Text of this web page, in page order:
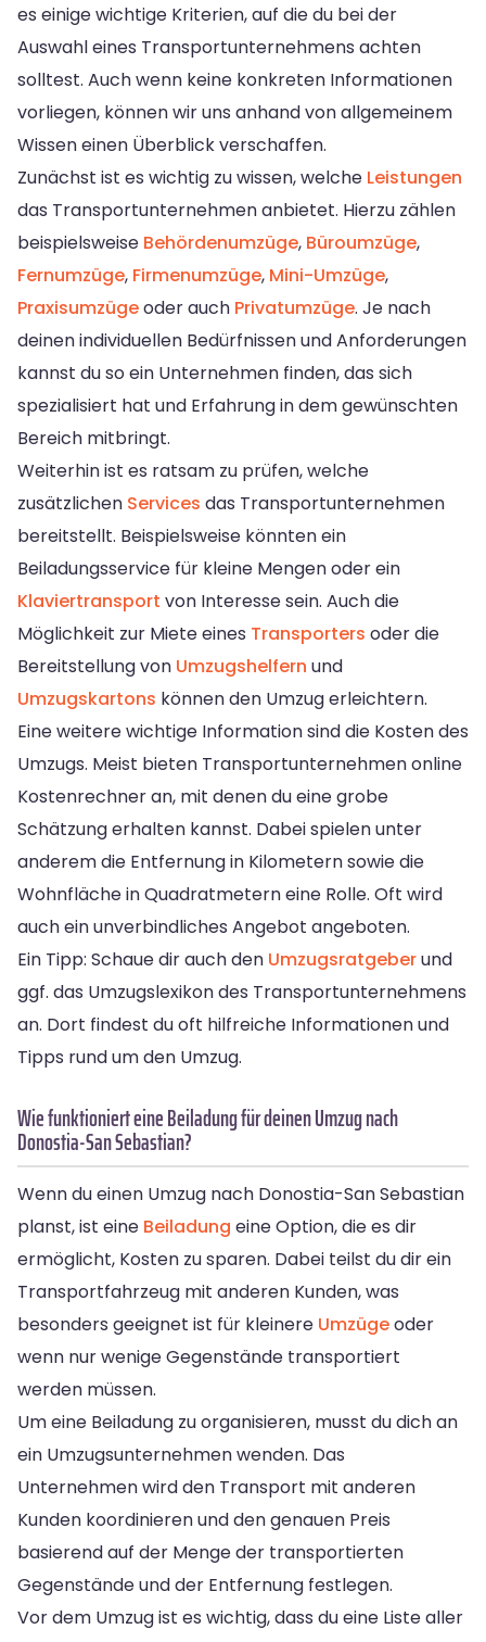
es einige wichtige Kriterien, auf die du bei der
Auswahl eines Transportunternehmens achten
solltest. Auch wenn keine konkreten Informationen
vorliegen, können wir uns anhand von allgemeinem
Wissen einen Überblick verschaffen.
Zunächst ist es wichtig zu wissen, welche Leistungen
das Transportunternehmen anbietet. Hierzu zählen
beispielsweise Behördenumzüge, Büroumzüge,
Fernumzüge, Firmenumzüge, Mini-Umzüge,
Praxisumzügeoder auch Privatumzüge. Je nach
deinen individuellen Bedürfnissen und Anforderungen
kannst du so ein Unternehmen finden, das sich
spezialisiert hat und Erfahrung in dem gewünschten
Bereich mitbringt.
Weiterhin ist es ratsam zu prüfen, welche
zusätzlichen Services das Transportunternehmen
bereitstellt. Beispielsweise könnten ein
Beiladungsservice für kleine Mengen oder ein
Klaviertransport von Interesse sein. Auch die
Möglichkeit zur Miete eines Transporters oder die
Bereitstellung von Umzugshelfern und
Umzugskartons können den Umzug erleichtern.
Eine weitere wichtige Information sind die Kosten des
Umzugs. Meist bieten Transportunternehmen online
Kostenrechner an, mit denen du eine grobe
Schätzung erhalten kannst. Dabei spielen unter
anderem die Entfernung in Kilometern sowie die
Wohnfläche in Quadratmetern eine Rolle. Oft wird
auch ein unverbindliches Angebot angeboten.
Ein Tipp: Schaue dir auch den Umzugsratgeberund
ggf. das Umzugslexikon des Transportunternehmens
an. Dort findest du oft hilfreiche Informationen und
Tipps rund um den Umzug.
Wie funktioniert eine Beiladung für deinen Umzug nach
Donostia-San Sebastian?
Wenn du einen Umzug nach Donostia-San Sebastian
planst, ist eine Beiladung eine Option, die es dir
ermöglicht, Kosten zu sparen. Dabei teilst du dir ein
Transportfahrzeug mit anderen Kunden, was
besonders geeignet ist für kleinere Umzügeoder
wenn nur wenige Gegenstände transportiert
werden müssen.
Um eine Beiladung zu organisieren, musst du dich an
ein Umzugsunternehmen wenden. Das
Unternehmen wird den Transport mit anderen
Kunden koordinieren und den genauen Preis
basierend auf der Menge der transportierten
Gegenstände und der Entfernung festlegen.
Vor dem Umzug ist es wichtig, dass du eine Liste aller